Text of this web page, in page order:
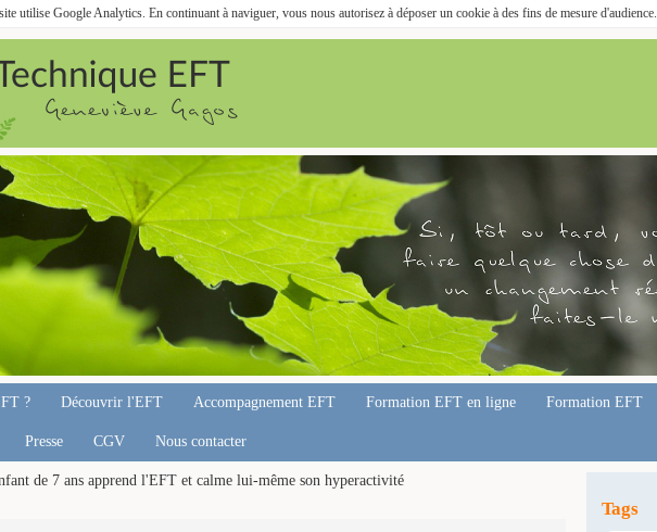
utilise Google Analytics. En continuant à naviguer, vous nous autorisez à déposer un cookie à des fins de mesure d'audience.
? Découvrir l'EFT Accompagnement EFT Formation EFT en ligne Formation EFT
Presse CGV Nous contacter
de 7 ans apprend l'EFT et calme lui-même son hyperactivité
Tags